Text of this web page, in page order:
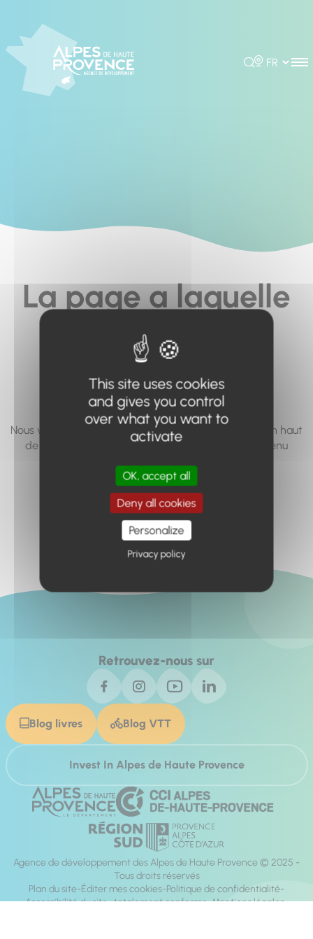
Rechercher
Choisir la
La page a laquelle
vous cherchez à
accéder n'existe
pas... ou plus.
Nous vous invitons à utiliser le moteur de recherche en haut
de page, ou à utiliser le menu pour trouver le contenu
Retour à l'accueil
Retrouvez-nous sur
Blog livres Blog VTT
Invest In Alpes de Haute Provence
Agence de développement des Alpes de Haute Provence © 2025 -
Tous droits réservés
Plan du site Éditer mes cookies Politique de confidentialité
Accessibilité du site : totalement conforme Mentions légales
This site uses cookies
and gives you control
over what you want to
activate
OK, accept all
Deny all cookies
Personalize
Privacy policy